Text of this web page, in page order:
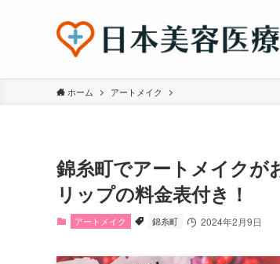
ホーム アートメイク
錦糸町でアートメイクが
リップの料金表付き！
アートメイク 錦糸町 2024年2月9日